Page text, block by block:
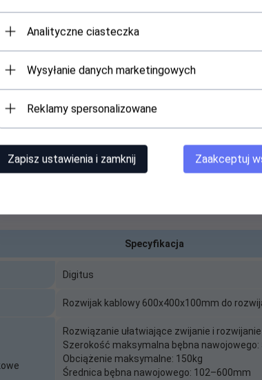
Specyfikacja
Digitus
Rozwijak kablowy 600x400x100mm do
Rozwiązanie ułatwiające zwijanie i
Szerokość maksymalna bębna nawojowego:
Obciążenie maksymalne: 150kg
Średnica bębna nawojowego: 102–600mm
do rozwijania przewodów na bębnach
Analityczne ciasteczka
Wysyłanie danych marketingowych
Reklamy spersonalizowane
Zapisz ustawienia i zamknij Zaakceptuj